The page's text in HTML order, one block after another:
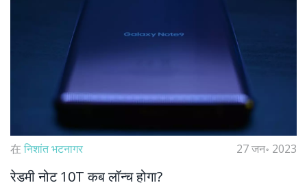
在 निशांत भटनागर 27 जन॰ 2023
रेडमी नोट 10T कब लॉन्च होगा?